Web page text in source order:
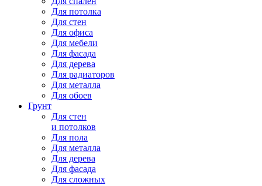
Для потолка
Для стен
Для офиса
Для мебели
Для фасада
Для дерева
Для радиаторов
Для металла
Для обоев
Грунт
Для стен
и потолков
Для пола
Для металла
Для дерева
Для фасада
Для сложных